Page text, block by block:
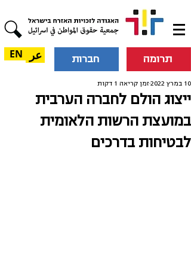
תרומה חברות عر EN
ייצוג הולם לחברה הערבית
במועצת הרשות הלאומית
לבטיחות בדרכים
10 במרץ 2022 זמן קריאה 1 דקות